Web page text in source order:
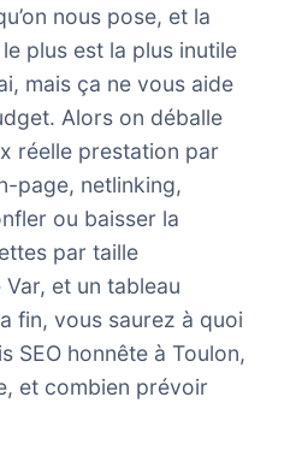
nous pose, et la
plus est la plus inutile
mais ça ne vous aide
Alors on déballe
réelle prestation par
page, netlinking,
ou baisser la
par taille
Var, et un tableau
fin, vous saurez à quoi
SEO honnête à Toulon,
et combien prévoir